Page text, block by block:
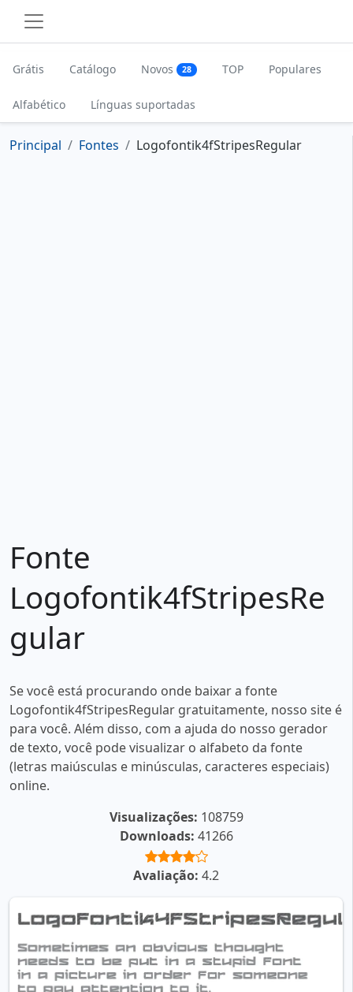
Grátis Catálogo Novos 28 TOP Populares
Alfabético Línguas suportadas
Principal Fontes Logofontik4fStripesRegular
Fonte
Logofontik4fStripesRe
gular
Se você está procurando onde baixar a fonte
Logofontik4fStripesRegular gratuitamente, nosso site é
para você. Além disso, com a ajuda do nosso gerador
de texto, você pode visualizar o alfabeto da fonte
(letras maiúsculas e minúsculas, caracteres especiais)
online.
Visualizações: 108759
Downloads: 41266
Avaliação: 4.2